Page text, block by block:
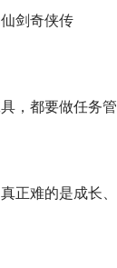
剑奇侠传
，都要做任务管
正难的是成长、